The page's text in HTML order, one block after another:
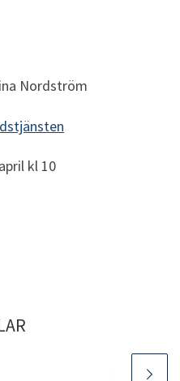
Nordström
kl 10